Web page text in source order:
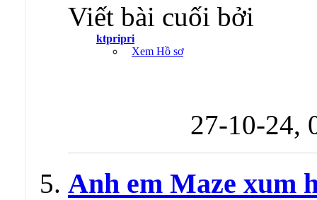
Viết bài cuối bởi
ktpripri
Xem Hồ sơ
27-10-24,
Anh em Maze xum